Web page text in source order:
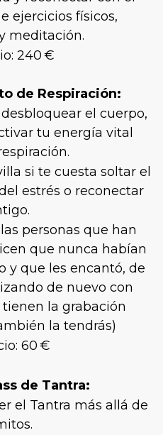
ejercicios físicos,
meditación.
240 €
de Respiración:
el cuerpo,
tu energía vital
si te cuesta soltar el
estrés o reconectar
personas que han
que nunca habían
y que les encantó, de
de nuevo con
la grabación
la tendrás)
60 €
de Tantra:
el Tantra más allá de